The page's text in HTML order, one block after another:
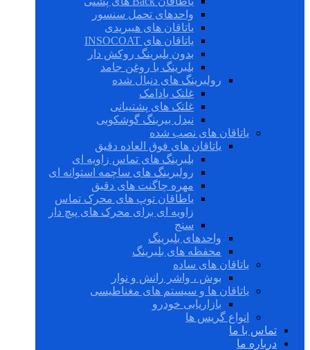
واحدهای تحمل سنسور
یاتاقان های هیبریدی
یاتاقان های INSOCOAT
بدون بلبرینگ روکش دار
بلبرینگ با روغن جامد
رولبرینگ های دنبال شده
غلتک بادامک
غلتک های پشتیبانی
نیدل بیرینگ گوشکوبی
یاتاقان های نصب شده
یاتاقان های فوق العاده دقیق
بلبرینگ های تماس زاویه ای
رولبرینگ های ساچمه استوانه ای
مهره چاگنت های دقیق
یاطاقان توپ های محرک تماس
زاویه ای برای محرک های پیچ دار
سنج
واحدهای بلبرینگ
محفظه های بلبرینگ
یاتاقان های ساده
بوش ، واشر رانش و نوار
یاتاقان ها و سیستم های مغناطیسی
بازاریابی خودرو
انواع گریس ها
تماس با ما
درباره ما